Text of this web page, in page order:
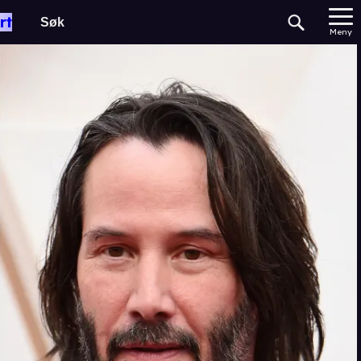
Meny